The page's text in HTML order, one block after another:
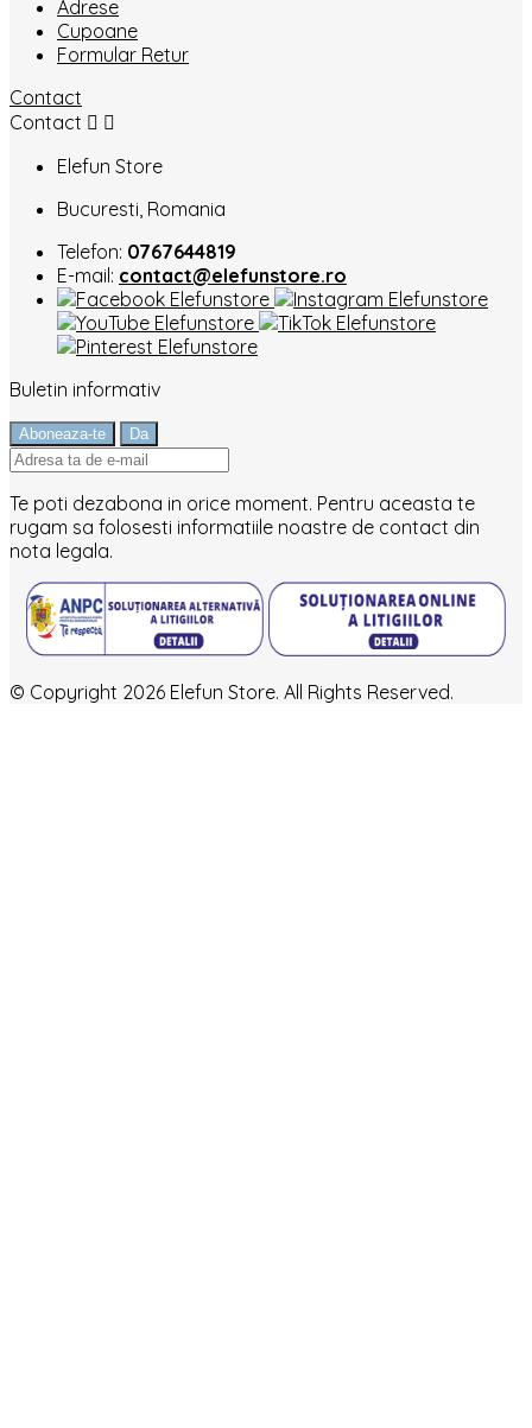
Adrese
Cupoane
Formular Retur
Contact
Contact  
Elefun Store
Bucuresti, Romania
Telefon: 0767644819
E-mail: contact@elefunstore.ro
Buletin informativ
Te poti dezabona in orice moment. Pentru aceasta te
rugam sa folosesti informatiile noastre de contact din
nota legala.
© Copyright 2026 Elefun Store. All Rights Reserved.